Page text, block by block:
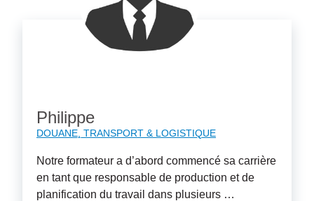
Philippe
DOUANE, TRANSPORT & LOGISTIQUE
Notre formateur a d’abord commencé sa carrière
en tant que responsable de production et de
planification du travail dans plusieurs …